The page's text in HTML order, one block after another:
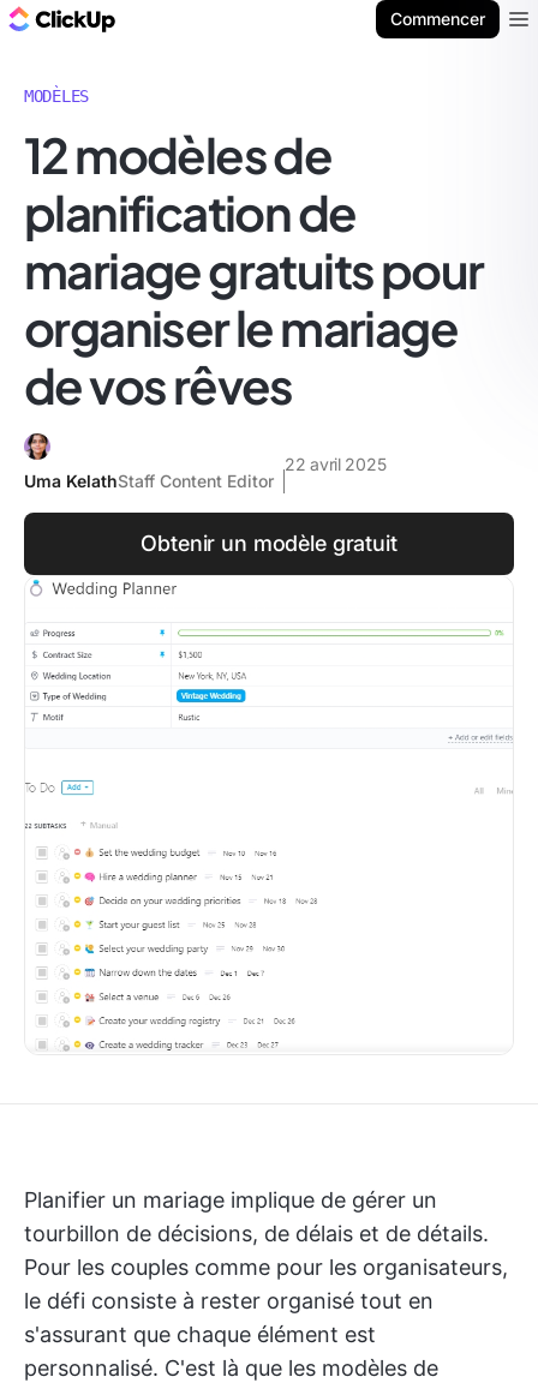
Commencer
MODÈLES
12 modèles de
planification de
mariage gratuits pour
organiser le mariage
de vos rêves
Uma KelathStaff Content Editor
22 avril 2025
Obtenir un modèle gratuit
Planifier un mariage implique de gérer un
tourbillon de décisions, de délais et de détails.
Pour les couples comme pour les organisateurs,
le défi consiste à rester organisé tout en
s'assurant que chaque élément est
personnalisé. C'est là que les modèles de